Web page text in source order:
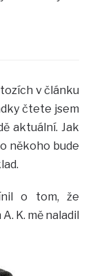
v článku
čtete jsem
aktuální. Jak
někoho bude
o tom, že
K. mě naladil